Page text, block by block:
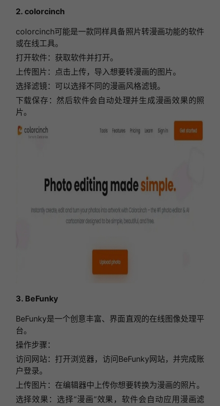
2. colorcinch
colorcinch可能是一款同样具备照片转漫画功能的软件
或在线工具。
打开软件：获取软件并打开。
上传图片：点击上传，导入想要转漫画的图片。
选择滤镜：可以选择不同的漫画风格滤镜。
下载保存：然后软件会自动处理并生成漫画效果的照
片。
3. BeFunky
BeFunky是一个创意丰富、界面直观的在线图像处理平
台。
操作步骤：
访问网站：打开浏览器，访问BeFunky网站，并完成账
户登录。
上传图片：在编辑器中上传你想要转换为漫画的照片。
选择效果：选择“漫画”效果，软件会自动应用漫画滤